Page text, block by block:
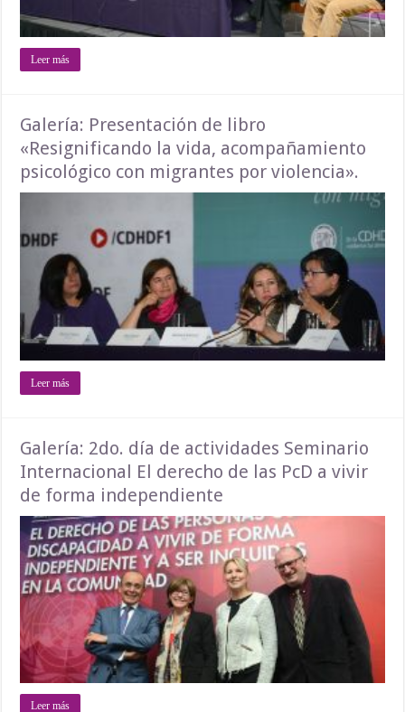
Leer más
Galería: Presentación de libro
«Resignificando la vida, acompañamiento
psicológico con migrantes por violencia».
Leer más
Galería: 2do. día de actividades Seminario
Internacional El derecho de las PcD a vivir
de forma independiente
Leer más